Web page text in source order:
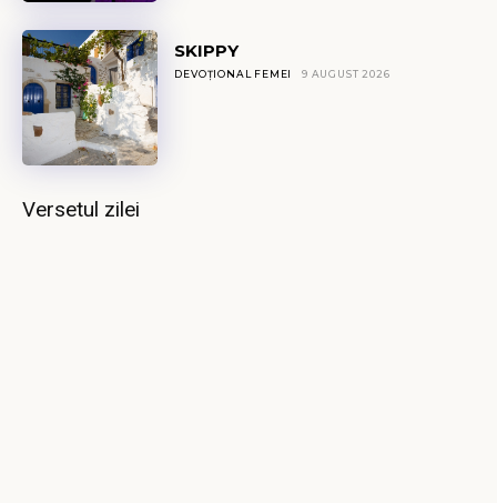
SKIPPY
DEVOȚIONAL FEMEI 9 AUGUST 2026
Versetul zilei